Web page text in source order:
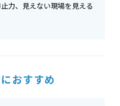
力、見えない現場を見える
おすすめ